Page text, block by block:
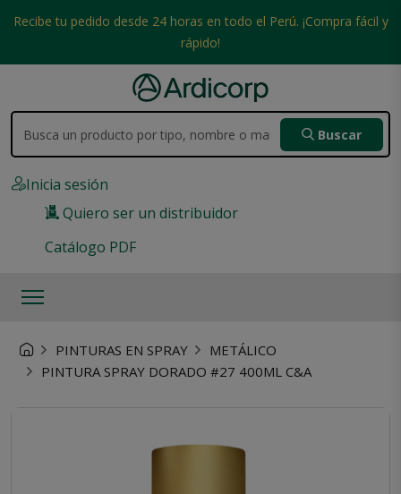
Recibe tu pedido desde 24 horas en todo el Perú. ¡Compra fácil y
rápido!
Buscar
Inicia sesión
Quiero ser un distribuidor
Catálogo PDF
PINTURAS EN SPRAY
METÁLICO
PINTURA SPRAY DORADO #27 400ML C&A